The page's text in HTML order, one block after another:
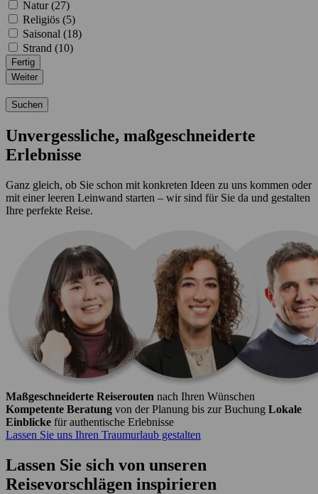
Natur (27)
Religiös (5)
Saisonal (18)
Strand (10)
Fertig
Weiter
Suchen
Unvergessliche, maßgeschneiderte
Erlebnisse
Ganz gleich, ob Sie schon mit konkreten Ideen zu uns kommen oder
mit einer leeren Leinwand starten – wir sind für Sie da und gestalten
Ihre perfekte Reise.
Maßgeschneiderte Reiserouten nach Ihren Wünschen
Kompetente Beratung von der Planung bis zur Buchung Lokale
Einblicke für authentische Erlebnisse
Lassen Sie uns Ihren Traumurlaub gestalten
Lassen Sie sich von unseren
Reisevorschlägen inspirieren